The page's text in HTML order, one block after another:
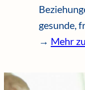
gesunde,
→ Mehr